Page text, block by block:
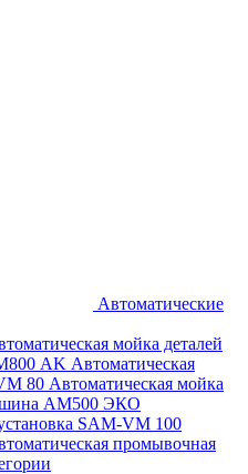
Автоматические
мойка деталей
AK Автоматическая
80 Автоматическая мойка
АМ500 ЭКО
SAM-VM 100
промывочная